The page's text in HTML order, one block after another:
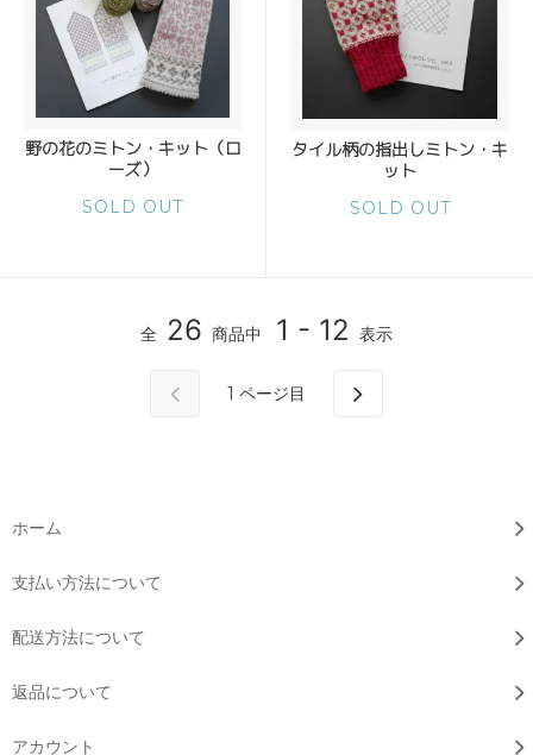
野の花のミトン・キット（ロ
ーズ）
SOLD OUT
タイル柄の指出しミトン・キ
ット
SOLD OUT
全 26 商品中 1 - 12 表示
1 ページ目
ホーム
支払い方法について
配送方法について
返品について
アカウント